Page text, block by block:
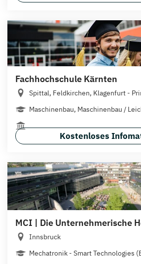
Fachhochschule Kärnten
Spittal, Feldkirchen, Klagenfurt -
Maschinenbau, Maschinenbau /
Kostenloses
MCI | Die Unternehmerische
Innsbruck
Mechatronik - Smart Technologies